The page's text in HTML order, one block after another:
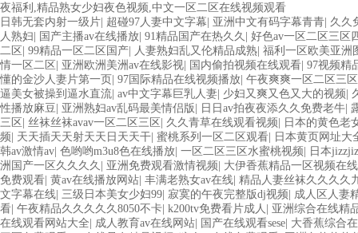
夜福利,精品熟女少妇夜色视频,中文一区二区在线视频观看
日韩无套内射一级片 超碰97人妻中文字幕 亚洲中文有码字幕青青 久久
人熟妇
国产主播av在线播放 91精品国产在热久久 好色av一区二区三区
二区 99精品一区二区国产 人妻熟妇乱又伦精品成熟 福利一区欧美亚洲
情一区二区
亚洲欧洲美洲av在线影视 国内偷拍视频在线观看 97视频精
懂的金沙人妻片第一页
97国际精品在线视频播放 午夜爽爽一区二区三区
逼美女被操到逼水直流 av中文字幕巨乳人妻 少妇又爽又色又大的视频
性播放麻豆 亚洲熟妇av乱码最美情侣版 日日av拍夜夜添久久免费老牛
三区
丝袜丝袜avav一区二区三区 久久青草在线观看视频
日本的黄色老
频 天天插天天射天天日天天干 蜜桃系列一区二区观看
日本黄页网址大
韩av激情av 色哟哟m3u8色在线播放 一区二区三区水蜜桃视频
日本
洲国产一区久久久久
亚洲免费观看激情视频 大伊香蕉精品一区视频在线
免费观看 黄av在线播放网站 丰满老熟女av在线 精品人妻丝袜久久久久
文字幕在线 三级日本美女少妇99 寂寞的午夜完整版dj视频 成人区人妻
看 午夜精品久久久久久8050不卡 k200tv免费看片成人
亚洲综合在线精
在线观看网站大全 成人教育av在线网站 国产在线观看sese 大香蕉综合